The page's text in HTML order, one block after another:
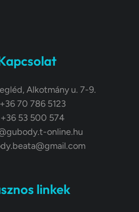
Alkotmány u. 7-9.
+36 70 786 5123
+36 53 500 574
online.hu
linkek